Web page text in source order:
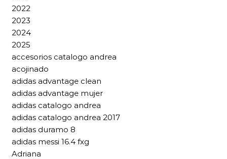
2022
2023
2024
2025
accesorios catalogo andrea
acojinado
adidas advantage clean
adidas advantage mujer
adidas catalogo andrea
adidas catalogo andrea 2017
adidas duramo 8
adidas messi 16.4 fxg
Adriana